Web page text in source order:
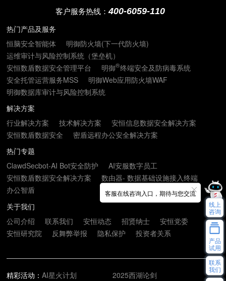
客户服务热线：400-6059-110
热门产品及服务
恒脑安全智能体
明御防火墙(下一代防火墙)
运维审计与风险控制系统（堡垒机）
安恒数盾数据安全管理平台
明御®终端安全及防病毒系统
安全托管运营服务MSS
明御Web应用防火墙WAF
明御数据库审计与风险控制系统
解决方案
行业解决方案
技术解决方案
安恒信息数据安全解决方案
安恒数盾数据安全
密盾远程办公安全解决方案
热门专题
ClawdSecbot-AI Bot安全防护
AI安服数字员工
安恒数盾数据安全解决方案
数由器- 数据基础设施接入终端
办公智盾
关于我们
公司介绍
联系我们 安恒动态 招贤纳士
安恒党委
安恒研究院
反舞弊举报 隐私保护 投资者关系
精彩活动：AI星火计划 2025西湖论剑
客服在线咨询入口，期待与您交流
线上
咨询
产品
试用
联系
我们